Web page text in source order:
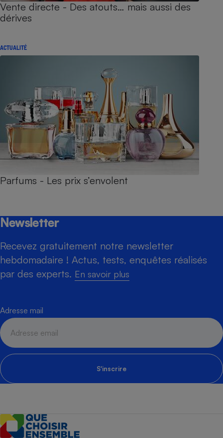
Vente directe - Des atouts… mais aussi des
dérives
ACTUALITÉ
Parfums - Les prix s’envolent
Newsletter
Recevez gratuitement notre newsletter
hebdomadaire ! Actus, tests, enquêtes réalisés
par des experts. En savoir plus
Adresse mail
S'inscrire